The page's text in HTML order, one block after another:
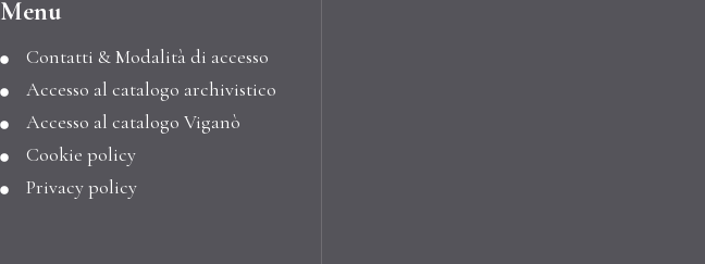
Menu
Contatti & Modalità di accesso
Accesso al catalogo archivistico
Accesso al catalogo Viganò
Cookie policy
Privacy policy